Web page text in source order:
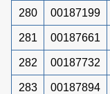
280 00187199
281 00187661
282 00187732
283 00187894